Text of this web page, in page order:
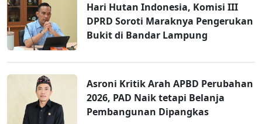
Hari Hutan Indonesia, Komisi III
DPRD Soroti Maraknya Pengerukan
Bukit di Bandar Lampung
Asroni Kritik Arah APBD Perubahan
2026, PAD Naik tetapi Belanja
Pembangunan Dipangkas